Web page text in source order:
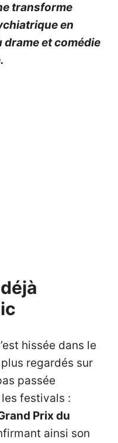
transforme
en
drame et comédie
hissée dans le
regardés sur
passée
festivals :
Prix du
ainsi son